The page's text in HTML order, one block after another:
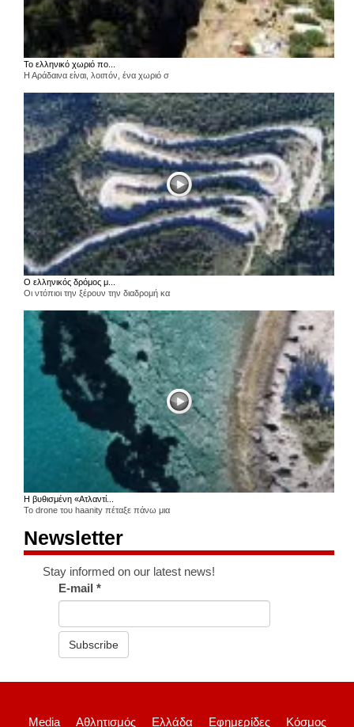
Το ελληνικό χωριό πο...
Η Αράδαινα είναι, λοιπόν, ένα χωριό σ
Ο ελληνικός δρόμος μ...
Οι ντόπιοι την ξέρουν την διαδρομή κα
Η βυθισμένη «Ατλαντί...
Το drone του haanity πέταξε πάνω μια
Newsletter
Stay informed on our latest news!
E-mail*
Subscribe
Media Αθλητισμός Ελλάδα Εφημερίδες Κόσμος